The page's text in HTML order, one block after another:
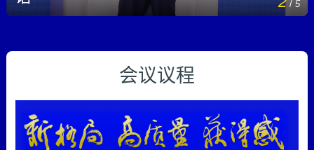
老店”
中国财政科学研究院党委书记、院长刘尚
希：宏观政策提升经济确定性 把握“3+1”投
资大趋势
08-29 16:46 记者 余世鹏 见习记者 张韵
中国证券报·中
/ 5
会议议程